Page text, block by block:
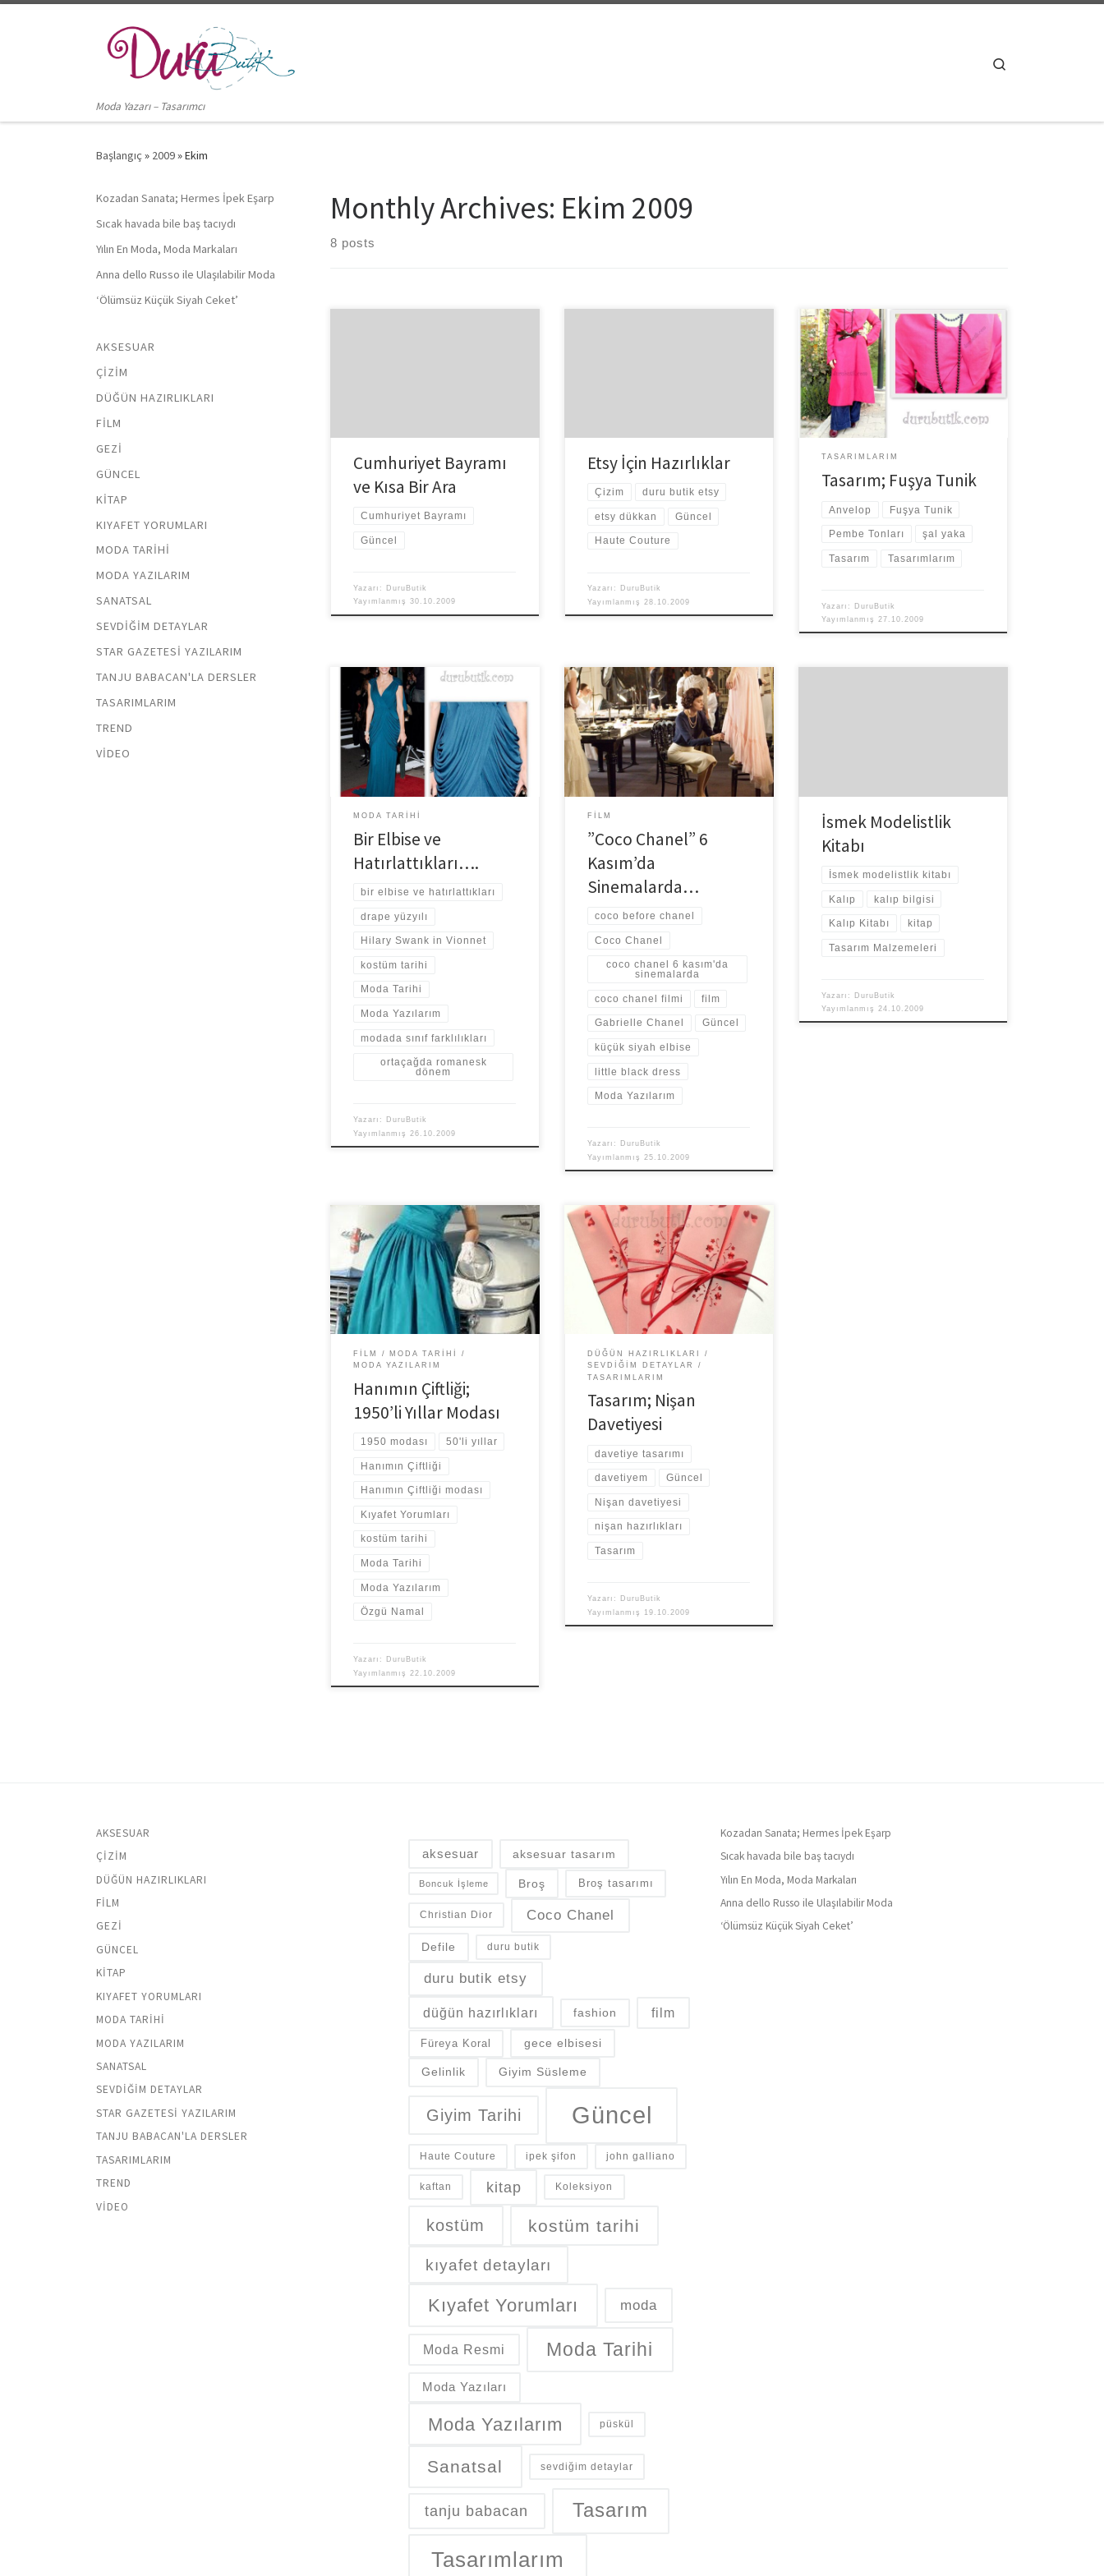
Moda Yazarı – Tasarımcı
Başlangıç » 2009»Ekim
Monthly Archives: Ekim 2009
8 posts
Cumhuriyet Bayramı
ve Kısa Bir Ara
Cumhuriyet Bayramı
Güncel
Yazarı: DuruButik
Yayımlanmış30.10.2009
Etsy İçin Hazırlıklar
Çizim duru butik etsy
etsy dükkan Güncel
Haute Couture
Yazarı: DuruButik
Yayımlanmış28.10.2009
Pembenin her tonunu severim.
Koyulaştıkça canlılık katar, açıldıkça
ferahlık verir sanki… Yine kumaşların
arasında kaybolduğum bir günde bu
fuşya rengi […]
TASARIMLARIM
Tasarım; Fuşya Tunik
Anvelop Fuşya Tunik
Pembe Tonları şal yaka
Tasarım Tasarımlarım
Yazarı: DuruButik
Yayımlanmış27.10.2009
Hilary Swank’in Vionnet imzası taşıyan
drapeli elbisesini moda bloglarında
görmüşsünüzdür. Bu yıl çok farklı
biçimlerde drapeleri izlemek
mümkün. Hilary Swank’in […]
MODA TARIHI
Bir Elbise ve
Hatırlattıkları….
bir elbise ve hatırlattıkları
drape yüzyılı
Hilary Swank in Vionnet
kostüm tarihi
Moda Tarihi
Moda Yazılarım
modada sınıf farklılıkları
ortaçağda romanesk
dönem
Yazarı: DuruButik
Yayımlanmış 26.10.2009
Modada yenilikleri kabul etmekten
kaçınan bir zamanda tarzıyla kadınlara
hem rahat bir görünüm sunmuş hem
de ilklere adını vererek devrim […]
FILM
”Coco Chanel” 6
Kasım’da
Sinemalarda…
coco before chanel
Coco Chanel
coco chanel 6 kasım'da
sinemalarda
coco chanel filmi film
Gabrielle Chanel Güncel
küçük siyah elbise
little black dress
Moda Yazılarım
Yazarı: DuruButik
Yayımlanmış 25.10.2009
İsmek Modelistlik
Kitabı
İsmek modelistlik kitabı
Kalıp kalıp bilgisi
Kalıp Kitabı kitap
Tasarım Malzemeleri
Yazarı: DuruButik
Yayımlanmış24.10.2009
Şimdilerde geçmiş dönem filmleri
revaçta. Sadece dizilerde değil
sinemada da tanık oluyoruz tarihsel
esintilere. Benim için filmin
temasından çok görüntüsü […]
FILM
MODA TARIHI
MODA YAZILARIM
Hanımın Çiftliği;
1950’li Yıllar Modası
1950 modası 50'li yıllar
Hanımın Çiftliği
Hanımın Çiftliği modası
Kıyafet Yorumları
kostüm tarihi
Moda Tarihi
Moda Yazılarım
Özgü Namal
Yazarı: DuruButik
Yayımlanmış 22.10.2009
Son zamanlarda günler daha bir hızla
akıp gidiyor sanki yoksa bana mı öyle
geliyor? Ay sonuna nişan tarihimizi
belirledik. Az […]
DÜĞÜN HAZIRLIKLARI
SEVDIĞIM DETAYLAR
TASARIMLARIM
Tasarım; Nişan
Davetiyesi
davetiye tasarımı
davetiyem Güncel
Nişan davetiyesi
nişan hazırlıkları
Tasarım
Yazarı: DuruButik
Yayımlanmış 19.10.2009
Kozadan Sanata; Hermes İpek Eşarp
Sıcak havada bile baş tacıydı
Yılın En Moda, Moda Markaları
Anna dello Russo ile Ulaşılabilir Moda
‘Ölümsüz Küçük Siyah Ceket’
AKSESUAR
ÇIZIM
DÜĞÜN HAZIRLIKLARI
FILM
GEZI
GÜNCEL
KITAP
KIYAFET YORUMLARI
MODA TARIHI
MODA YAZILARIM
SANATSAL
SEVDIĞIM DETAYLAR
STAR GAZETESI YAZILARIM
TANJU BABACAN'LA DERSLER
TASARIMLARIM
TREND
VIDEO
AKSESUAR
ÇIZIM
DÜĞÜN HAZIRLIKLARI
FILM
GEZI
GÜNCEL
KITAP
KIYAFET YORUMLARI
MODA TARIHI
MODA YAZILARIM
SANATSAL
SEVDIĞIM DETAYLAR
STAR GAZETESI YAZILARIM
TANJU BABACAN'LA DERSLER
TASARIMLARIM
TREND
VIDEO
aksesuar aksesuar tasarım
Boncuk İşleme Broş Broş tasarımı
Christian Dior Coco Chanel
Defile duru butik
duru butik etsy
düğün hazırlıkları fashion film
Füreya Koral gece elbisesi
Gelinlik Giyim Süsleme
Giyim Tarihi Güncel
Haute Couture ipek şifon john galliano
kaftan kitap Koleksiyon
kostüm kostüm tarihi
kıyafet detayları
Kıyafet Yorumları moda
Moda Resmi Moda Tarihi
Moda Yazıları
Moda Yazılarım püskül
Sanatsal sevdiğim detaylar
tanju babacan Tasarım
Tasarımlarım
Kozadan Sanata; Hermes İpek Eşarp
Sıcak havada bile baş tacıydı
Yılın En Moda, Moda Markaları
Anna dello Russo ile Ulaşılabilir Moda
‘Ölümsüz Küçük Siyah Ceket’